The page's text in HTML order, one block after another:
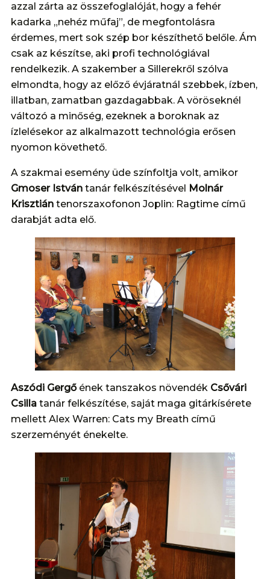
azzal zárta az összefoglalóját, hogy a fehér
kadarka „nehéz műfaj”, de megfontolásra
érdemes, mert sok szép bor készíthető belőle. Ám
csak az készítse, aki profi technológiával
rendelkezik. A szakember a Sillerekről szólva
elmondta, hogy az előző évjáratnál szebbek, ízben,
illatban, zamatban gazdagabbak. A vöröseknél
változó a minőség, ezeknek a boroknak az
ízlelésekor az alkalmazott technológia erősen
nyomon követhető.
A szakmai esemény üde színfoltja volt, amikor
Gmoser István tanár felkészítésével Molnár
Krisztián tenorszaxofonon Joplin: Ragtime című
darabját adta elő.
Aszódi Gergőének tanszakos növendék Csővári
Csilla tanár felkészítése, saját maga gitárkísérete
mellett Alex Warren: Cats my Breath című
szerzeményét énekelte.